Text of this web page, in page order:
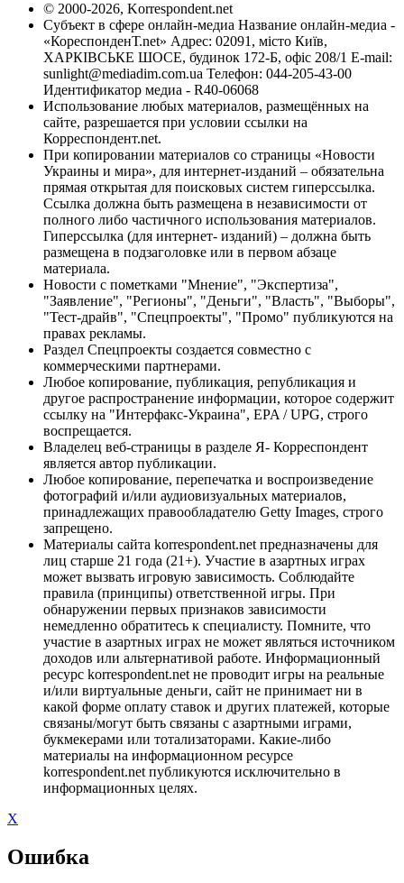
© 2000-2026, Korrespondent.net
Субъект в сфере онлайн-медиа Название онлайн-медиа -
«КореспонденТ.net» Адрес: 02091, місто Київ,
ХАРКІВСЬКЕ ШОСЕ, будинок 172-Б, офіс 208/1 E-mail:
sunlight@mediadim.com.ua Телефон: 044-205-43-00
Идентификатор медиа - R40-06068
Использование любых материалов, размещённых на
сайте, разрешается при условии ссылки на
Корреспондент.net.
При копировании материалов со страницы «Новости
Украины и мира», для интернет-изданий – обязательна
прямая открытая для поисковых систем гиперссылка.
Ссылка должна быть размещена в независимости от
полного либо частичного использования материалов.
Гиперссылка (для интернет- изданий) – должна быть
размещена в подзаголовке или в первом абзаце
материала.
Новости с пометками "Мнение", "Экспертиза",
"Заявление", "Регионы", "Деньги", "Власть", "Выборы",
"Тест-драйв", "Спецпроекты", "Промо" публикуются на
правах рекламы.
Раздел Спецпроекты создается совместно с
коммерческими партнерами.
Любое копирование, публикация, републикация и
другое распространение информации, которое содержит
ссылку на "Интерфакс-Украина", EPA / UPG, строго
воспрещается.
Владелец веб-страницы в разделе Я- Корреспондент
является автор публикации.
Любое копирование, перепечатка и воспроизведение
фотографий и/или аудиовизуальных материалов,
принадлежащих правообладателю Getty Images, строго
запрещено.
Материалы сайта korrespondent.net предназначены для
лиц старше 21 года (21+). Участие в азартных играх
может вызвать игровую зависимость. Соблюдайте
правила (принципы) ответственной игры. При
обнаружении первых признаков зависимости
немедленно обратитесь к специалисту. Помните, что
участие в азартных играх не может являться источником
доходов или альтернативой работе. Информационный
ресурс korrespondent.net не проводит игры на реальные
и/или виртуальные деньги, сайт не принимает ни в
какой форме оплату ставок и других платежей, которые
связаны/могут быть связаны с азартными играми,
букмекерами или тотализаторами. Какие-либо
материалы на информационном ресурсе
korrespondent.net публикуются исключительно в
информационных целях.
X
Ошибка